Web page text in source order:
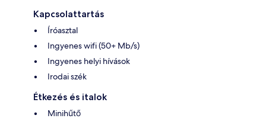
Kapcsolattartás
Íróasztal
Ingyenes wifi (50+ Mb/s)
Ingyenes helyi hívások
Irodai szék
Étkezés és italok
Minihűtő